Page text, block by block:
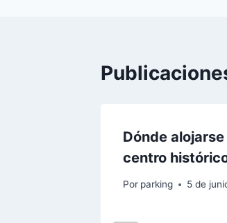
Dónde alojarse
centro
Por parking 5 de